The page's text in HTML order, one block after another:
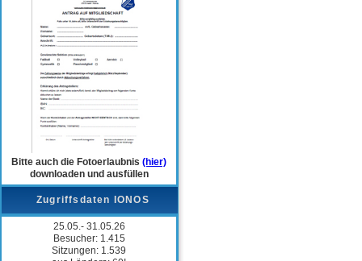
Bitte auch die Fotoerlaubnis (hier)
downloaden und ausfüllen
Zugriffsdaten IONOS
25.05.- 31.05.26
Besucher: 1.415
Sitzungen: 1.539